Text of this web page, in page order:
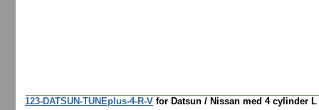
123-DATSUN-TUNEplus-4-R-V for Datsun / Nissan med 4 cylinder